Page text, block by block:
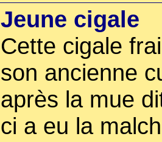
Jeune cigale
Cette cigale
son ancienne
après la mue
ci a eu la